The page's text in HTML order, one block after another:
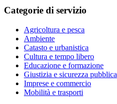
Categorie di servizio
Agricoltura e pesca
Ambiente
Catasto e urbanistica
Cultura e tempo libero
Educazione e formazione
Giustizia e sicurezza pubblica
Imprese e commercio
Mobilità e trasporti